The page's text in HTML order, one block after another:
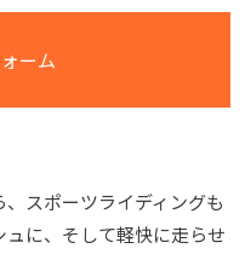
ーム
、スポーツライディングも
に、そして軽快に走らせ